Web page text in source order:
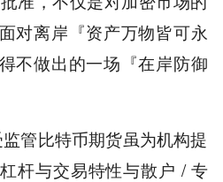
对离岸『资产万物皆可永
不做出的一场『在岸防御
管比特币期货虽为机构提
杆与交易特性与散户 / 专